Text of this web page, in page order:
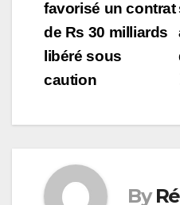
favorisé un contrat
de Rs 30 milliards
libéré sous
caution
By